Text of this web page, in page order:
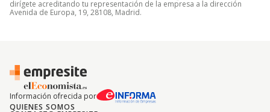
dirígete acreditando tu representación de la empresa a la dirección
Avenida de Europa, 19, 28108, Madrid.
Información ofrecida por
QUIENES SOMOS